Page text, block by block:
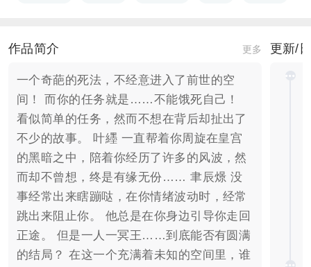
作品简介 更多
一个奇葩的死法，不经意进入了前世的空
间！ 而你的任务就是……不能饿死自己！
看似简单的任务，然而不想在背后却扯出了
不少的故事。 叶纆 一直帮着你周旋在皇宫
的黑暗之中，陪着你经历了许多的风波，然
而却不曾想，终是有缘无份…… 聿辰燝 没
事经常出来瞎蹦哒，在你情绪波动时，经常
跳出来阻止你。 他总是在你身边引导你走回
正途。 但是一人一冥王……到底能否有圆满
的结局？ 在这一个充满着未知的空间里，谁
更新/